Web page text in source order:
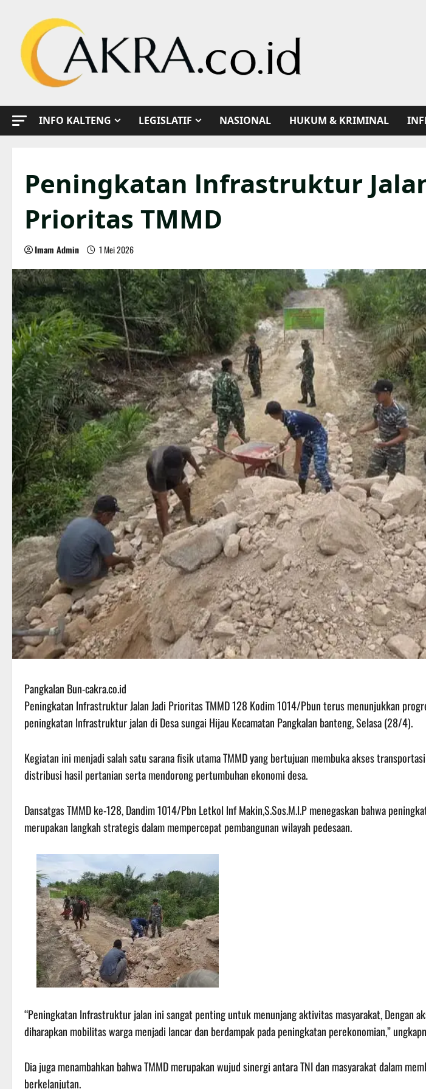
content
INFO KALTENG LEGISLATIF NASIONAL HUKUM & KRIMINAL
Peningkatan lnfrastruktur
Prioritas TMMD
Imam Admin 1 Mei 2026
Pangkalan Bun-cakra.co.id
Peningkatan lnfrastruktur Jalan Jadi Prioritas TMMD 128 Kodim 1014/Pbun terus menunjukkan
peningkatan lnfrastruktur jalan di Desa sungai Hijau Kecamatan Pangkalan banteng, Selasa (28/4).
Kegiatan ini menjadi salah satu sarana fisik utama TMMD yang bertujuan membuka akses
distribusi hasil pertanian serta mendorong pertumbuhan ekonomi desa.
Dansatgas TMMD ke-128, Dandim 1014/Pbn Letkol lnf Makin,S.Sos.M.l.P menegaskan bahwa
merupakan langkah strategis dalam mempercepat pembangunan wilayah pedesaan.
“Peningkatan lnfrastruktur jalan ini sangat penting untuk menunjang aktivitas masyarakat, Dengan
diharapkan mobilitas warga menjadi lancar dan berdampak pada peningkatan perekonomian,”
Dia juga menambahkan bahwa TMMD merupakan wujud sinergi antara TNI dan masyarakat dalam
berkelanjutan.